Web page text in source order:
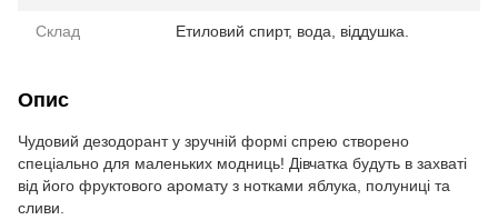
Склад Етиловий спирт, вода, віддушка.
Опис
Чудовий дезодорант у зручній формі спрею створено
спеціально для маленьких модниць! Дівчатка будуть в захваті
від його фруктового аромату з нотками яблука, полуниці та
сливи.